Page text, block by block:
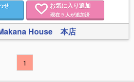
せ お気に入り追加
現在 9 人が追加済
Makana House 本店
1